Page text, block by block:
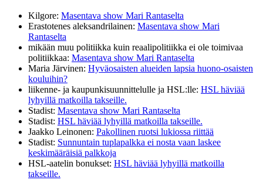
Kilgore: Masentava show Mari Rantaselta
Erastotenes aleksandrilainen: Masentava show Mari
Rantaselta
mikään muu politiikka kuin reaalipolitiikka ei ole toimivaa
politiikkaa: Masentava show Mari Rantaselta
Maria Järvinen: Hyväosaisten alueiden lapsia huono-osaisten
kouluihin?
liikenne- ja kaupunkisuunnittelulle ja HSL:lle: HSL häviää
lyhyillä matkoilla takseille.
Stadist: Masentava show Mari Rantaselta
Stadist: HSL häviää lyhyillä matkoilla takseille.
Jaakko Leinonen: Pakollinen ruotsi lukiossa riittää
Stadist: Sunnuntain tuplapalkka ei nosta vaan laskee
keskimääräisiä palkkoja
HSL-aatelin bonukset: HSL häviää lyhyillä matkoilla
takseille.